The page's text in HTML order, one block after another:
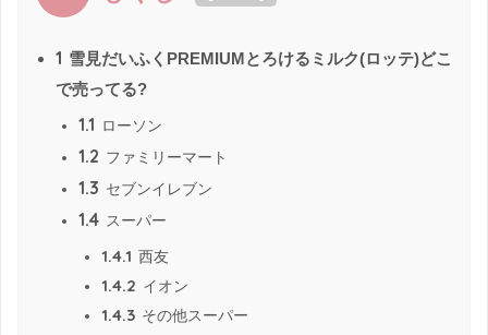
1 雪見だいふくPREMIUMとろけるミルク(ロッテ)どこ
で売ってる?
1.1 ローソン
1.2 ファミリーマート
1.3 セブンイレブン
1.4 スーパー
1.4.1 西友
1.4.2 イオン
1.4.3 その他スーパー